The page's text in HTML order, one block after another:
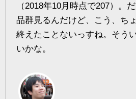
（2018年10月時点で207）。
品群見るんだけど、こう、ち
終えたことないっすね。そう
いかな。